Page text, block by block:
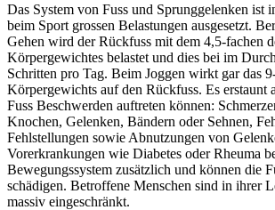
Das System von Fuss und Sprunggelenken ist
beim Sport grossen Belastungen ausgesetzt.
Gehen wird der Rückfuss mit dem 4,5-fachen
Körpergewichtes belastet und dies bei im
Schritten pro Tag. Beim Joggen wirkt gar das
Körpergewichts auf den Rückfuss. Es erstaunt
Fuss Beschwerden auftreten können:
Knochen, Gelenken, Bändern oder Sehnen,
Fehlstellungen sowie Abnutzungen von
Vorerkrankungen wie Diabetes oder Rheuma
Bewegungssystem zusätzlich und können die
schädigen. Betroffene Menschen sind in ihrer
massiv eingeschränkt.